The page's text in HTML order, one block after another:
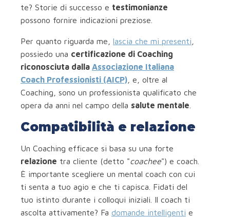
te? Storie di successo e testimonianze
possono fornire indicazioni preziose.
Per quanto riguarda me, lascia che mi presenti
possiedo una certificazione di Coaching
riconosciuta dalla Associazione Italiana
Coach Professionisti (AICP) , e, oltre al
Coaching, sono un professionista qualificato che
opera da anni nel campo della salute mentale
Compatibilità e relazione
Un Coaching efficace si basa su una forte
relazione tra cliente (detto "coachee") e coach.
È importante scegliere un mental coach con cui
ti senta a tuo agio e che ti capisca. Fidati del
tuo istinto durante i colloqui iniziali. Il coach ti
ascolta attivamente? Fa domande intelligenti e